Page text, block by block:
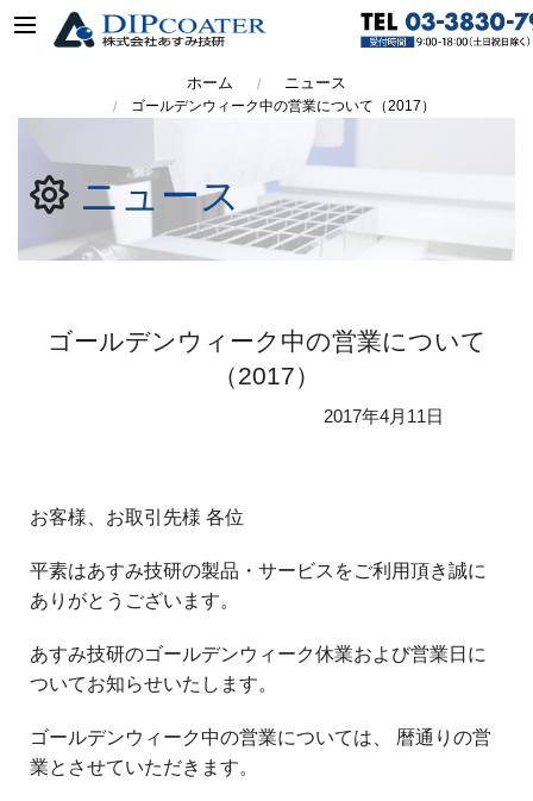
ホーム ニュース
ゴールデンウィーク中の営業について（2017）
ニュース
ゴールデンウィーク中の営業について
（2017）
2017年4月11日
お客様、お取引先様 各位
平素はあすみ技研の製品・サービスをご利用頂き誠に
ありがとうございます。
あすみ技研のゴールデンウィーク休業および営業日に
ついてお知らせいたします。
ゴールデンウィーク中の営業については、 暦通りの営
業とさせていただきます。